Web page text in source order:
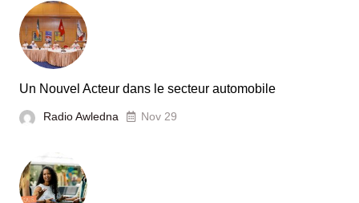
France
Un Nouvel Acteur dans le secteur automobile
Radio Awledna Nov 29